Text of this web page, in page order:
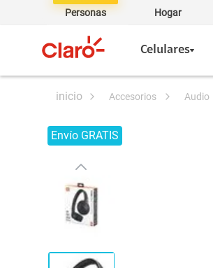
Personas Hogar
Celulares
accesorios audio
Envío GRATIS